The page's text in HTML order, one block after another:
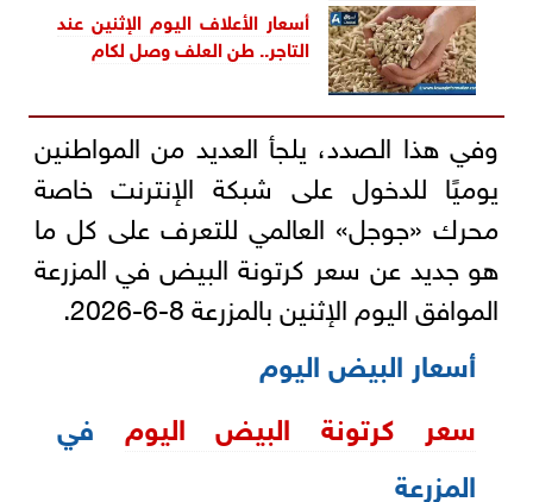
أسعار الأعلاف اليوم الإثنين عند
التاجر.. طن العلف وصل لكام
وفي هذا الصدد، يلجأ العديد من المواطنين
يوميًا للدخول على شبكة الإنترنت خاصة
محرك «جوجل» العالمي للتعرف على كل ما
هو جديد عن سعر كرتونة البيض في المزرعة
الموافق اليوم الإثنين بالمزرعة 8-6-2026.
أسعار البيض اليوم
سعر كرتونة البيض اليوم في
المزرعة